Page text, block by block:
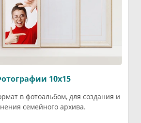
10х15
в фотоальбом, для создания и
семейного архива.